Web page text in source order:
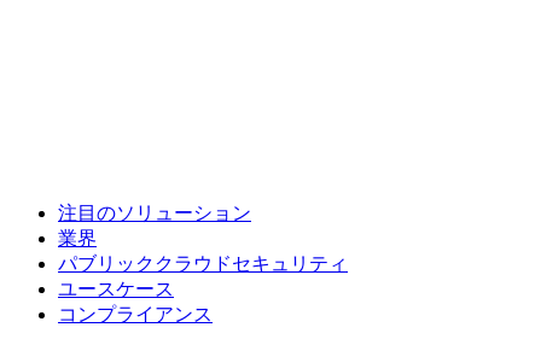
注目のソリューション
業界
パブリッククラウドセキュリティ
ユースケース
コンプライアンス